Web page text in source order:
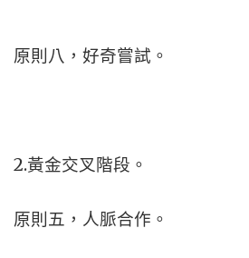
原則八，好奇嘗試。
2.黃金交叉階段。
原則五，人脈合作。